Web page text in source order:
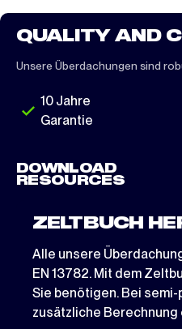
QUALITY AND
Unsere Überdachungen sind
10 Jahre
Garantie
DOWNLOAD
RESOURCES
ZELTBUCH
Alle unsere
EN 13782. Mit dem
Sie benötigen. Bei
zusätzliche